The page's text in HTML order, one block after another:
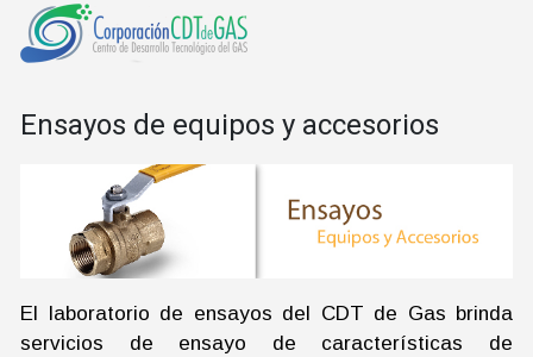
Ensayos de equipos y accesorios
El laboratorio de ensayos del CDT de Gas brinda
servicios de ensayo de características de